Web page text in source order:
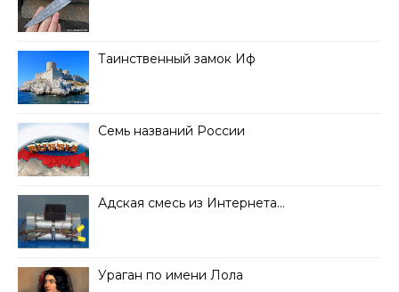
Таинственный замок Иф
Семь названий России
Адская смесь из Интернета…
Ураган по имени Лола